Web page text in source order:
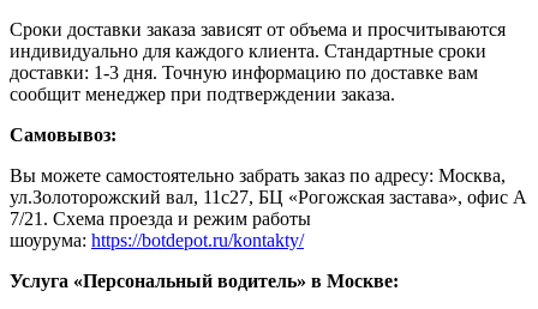
Сроки доставки заказа зависят от объема и просчитываются
индивидуально для каждого клиента. Стандартные сроки
доставки: 1-3 дня. Точную информацию по доставке вам
сообщит менеджер при подтверждении заказа.
Самовывоз:
Вы можете самостоятельно забрать заказ по адресу: Москва,
ул.Золоторожский вал, 11с27, БЦ «Рогожская застава», офис А
7/21. Схема проезда и режим работы
шоурума: https://botdepot.ru/kontakty/
Услуга «Персональный водитель» в Москве: